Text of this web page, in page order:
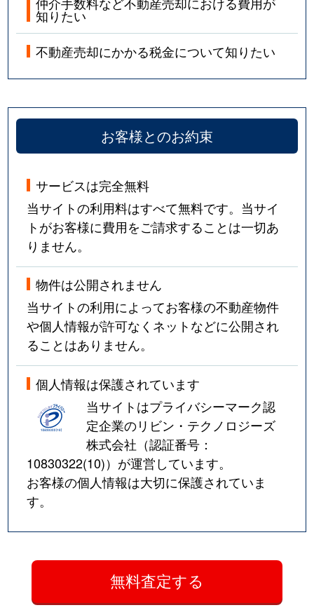
知りたい
不動産売却にかかる税金について知りたい
お客様とのお約束
サービスは完全無料
当サイトの利用料はすべて無料です。当サイ
トがお客様に費用をご請求することは一切あ
りません。
物件は公開されません
当サイトの利用によってお客様の不動産物件
や個人情報が許可なくネットなどに公開され
ることはありません。
個人情報は保護されています
当サイトはプライバシーマーク認
定企業のリビン・テクノロジーズ
株式会社（認証番号：
10830322(10)）が運営しています。
お客様の個人情報は大切に保護されていま
す。